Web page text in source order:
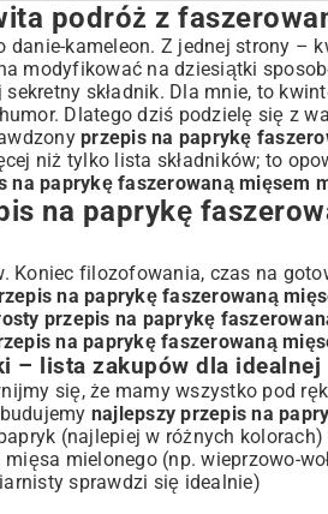
z faszerowaną papryką – klasyka
faszerowaną mięsem
zakupów dla idealnej papryki
aromatycznego i soczystego
do nadziewania?
i w jakiej temperaturze? Porady dla
papryki: Odkryj nowe smaki i
mięsa – wegetariańskie i wegańskie
dania – od serów po sosy
i innymi kaszami – regionalne
perfekcyjnej faszerowanej papryki
błędów podczas gotowania?
wynos: Jak ją przechowywać i
serwowania faszerowanej papryki
dania
obiad i specjalne okazje
faszerowana papryka to
podróż z
danie-kameleon. Z jednej strony –
modyfikować na dziesiątki
składnik. Dla mnie, to
Dlatego dziś podzielę się z
przepis na paprykę
niż tylko lista składników; to
na paprykę faszerowaną mięsem
na paprykę
Koniec filozofowania, czas na
na paprykę faszerowaną
przepis na paprykę
na paprykę faszerowaną
– lista zakupów dla
się, że mamy wszystko pod
najlepszy przepis na
(najlepiej w różnych kolorach)
mielonego (np. wieprzowo-
sprawdzi się idealnie)